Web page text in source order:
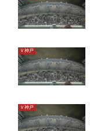
Ｖ神戸
Ｖ神戸